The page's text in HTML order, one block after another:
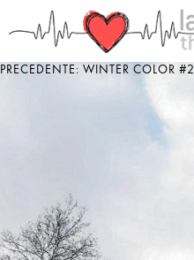
PRECEDENTE: WINTER COLOR #2